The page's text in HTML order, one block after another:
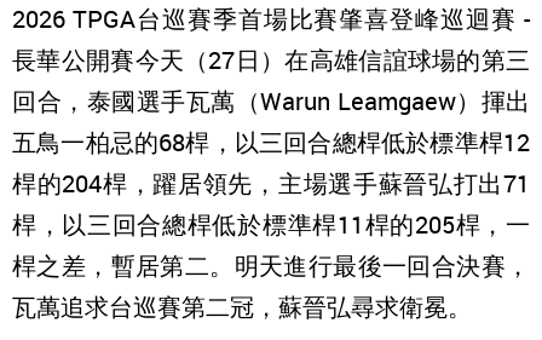
2026 TPGA台巡賽季首場比賽肇喜登峰巡迴賽 -
長華公開賽今天（27日）在高雄信誼球場的第三
回合，泰國選手瓦萬（Warun Leamgaew）揮出
五鳥一柏忌的68桿，以三回合總桿低於標準桿12
桿的204桿，躍居領先，主場選手蘇晉弘打出71
桿，以三回合總桿低於標準桿11桿的205桿，一
桿之差，暫居第二。明天進行最後一回合決賽，
瓦萬追求台巡賽第二冠，蘇晉弘尋求衛冕。